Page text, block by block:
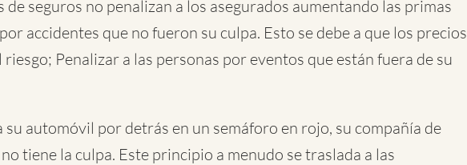
de seguros no penalizan a los asegurados aumentando las primas
accidentes que no fueron su culpa. Esto se debe a que los precios
riesgo; Penalizar a las personas por eventos que están fuera de su
su automóvil por detrás en un semáforo en rojo, su compañía de
tiene la culpa. Este principio a menudo se traslada a las